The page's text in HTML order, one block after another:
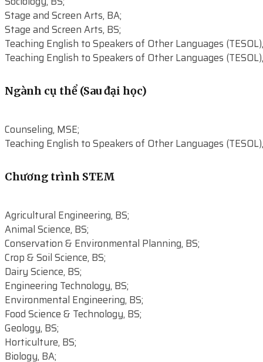
Stage and Screen Arts, BA;
Stage and Screen Arts, BS;
Teaching English to Speakers of Other Languages
Teaching English to Speakers of Other Languages
Ngành cụ thể (Sau đại học)
Counseling, MSE;
Teaching English to Speakers of Other Languages
Chương trình STEM
Agricultural Engineering, BS;
Animal Science, BS;
Conservation & Environmental Planning, BS;
Crop & Soil Science, BS;
Dairy Science, BS;
Engineering Technology, BS;
Environmental Engineering, BS;
Food Science & Technology, BS;
Geology, BS;
Horticulture, BS;
Biology, BA;